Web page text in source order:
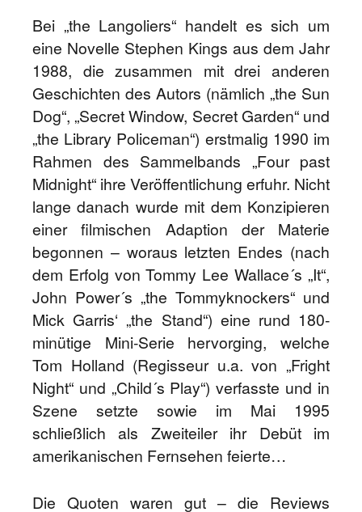
Bei „the Langoliers“ handelt es sich um
eine Novelle Stephen Kings aus dem Jahr
1988, die zusammen mit drei anderen
Geschichten des Autors (nämlich „the Sun
Dog“, „Secret Window, Secret Garden“ und
„the Library Policeman“) erstmalig 1990 im
Rahmen des Sammelbands „Four past
Midnight“ ihre Veröffentlichung erfuhr. Nicht
lange danach wurde mit dem Konzipieren
einer filmischen Adaption der Materie
begonnen – woraus letzten Endes (nach
dem Erfolg von Tommy Lee Wallace´s „It“,
John Power´s „the Tommyknockers“ und
Mick Garris‘ „the Stand“) eine rund 180-
minütige Mini-Serie hervorging, welche
Tom Holland (Regisseur u.a. von „Fright
Night“ und „Child´s Play“) verfasste und in
Szene setzte sowie im Mai 1995
schließlich als Zweiteiler ihr Debüt im
amerikanischen Fernsehen feierte…
Die Quoten waren gut – die Reviews